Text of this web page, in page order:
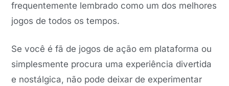
frequentemente lembrado como um dos melhores
jogos de todos os tempos.
Se você é fã de jogos de ação em plataforma ou
simplesmente procura uma experiência divertida
e nostálgica, não pode deixar de experimentar